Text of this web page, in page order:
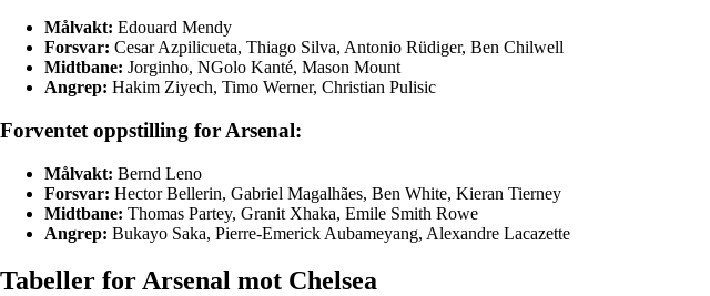
Målvakt: Edouard Mendy
Forsvar: Cesar Azpilicueta, Thiago Silva, Antonio Rüdiger, Ben Chilwell
Midtbane: Jorginho, NGolo Kanté, Mason Mount
Angrep: Hakim Ziyech, Timo Werner, Christian Pulisic
Forventet oppstilling for Arsenal:
Målvakt: Bernd Leno
Forsvar: Hector Bellerin, Gabriel Magalhães, Ben White, Kieran Tierney
Midtbane: Thomas Partey, Granit Xhaka, Emile Smith Rowe
Angrep: Bukayo Saka, Pierre-Emerick Aubameyang, Alexandre Lacazette
Tabeller for Arsenal mot Chelsea